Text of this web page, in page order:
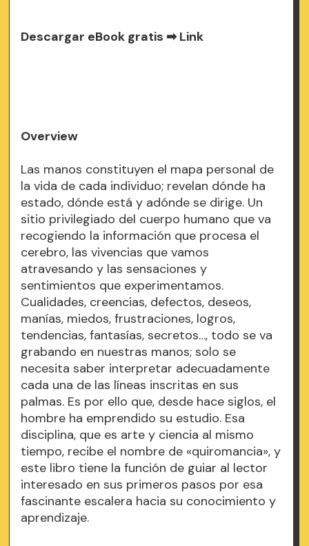
Descargar eBook gratis ➡Link
Overview
Las manos constituyen el mapa personal de
la vida de cada individuo; revelan dónde ha
estado, dónde está y adónde se dirige. Un
sitio privilegiado del cuerpo humano que va
recogiendo la información que procesa el
cerebro, las vivencias que vamos
atravesando y las sensaciones y
sentimientos que experimentamos.
Cualidades, creencias, defectos, deseos,
manías, miedos, frustraciones, logros,
tendencias, fantasías, secretos…, todo se va
grabando en nuestras manos; solo se
necesita saber interpretar adecuadamente
cada una de las líneas inscritas en sus
palmas. Es por ello que, desde hace siglos, el
hombre ha emprendido su estudio. Esa
disciplina, que es arte y ciencia al mismo
tiempo, recibe el nombre de «quiromancia», y
este libro tiene la función de guiar al lector
interesado en sus primeros pasos por esa
fascinante escalera hacia su conocimiento y
aprendizaje.